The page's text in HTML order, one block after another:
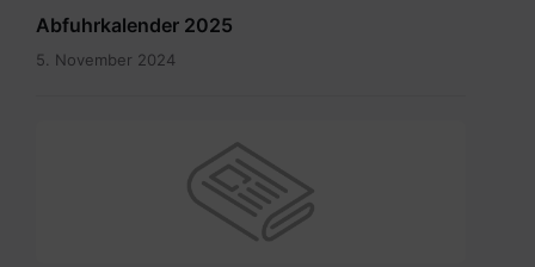
Abfuhrkalender 2025
5. November 2024